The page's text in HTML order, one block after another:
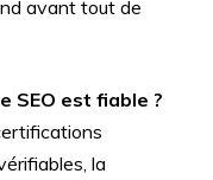
avant tout de
SEO est fiable ?
la